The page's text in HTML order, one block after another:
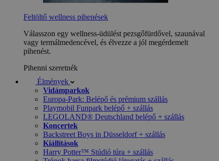
Feltöltő wellness pihenések
Válasszon egy wellness-üdülést pezsgőfürdővel, szaunával
vagy termálmedencével, és élvezze a jól megérdemelt
pihenést.
Pihenni szeretnék
Élmények
Vidámparkok
Europa-Park: Belépő és prémium szállás
Playmobil Funpark belépő + szállás
LEGOLAND® Deutschland belépő + szállás
Koncertek
Backstreet Boys in Düsseldorf + szállás
Kiállítások
Harry Potter™ Stúdió túra + szállás